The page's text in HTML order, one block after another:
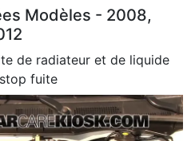
Modèles - 2008,
de radiateur et de liquide
fuite